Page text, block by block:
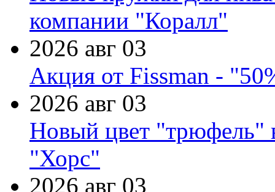
компании "Коралл"
2026 авг 03
Акция от Fissman -
2026 авг 03
Новый цвет "трюфель"
"Хорс"
2026 авг 03